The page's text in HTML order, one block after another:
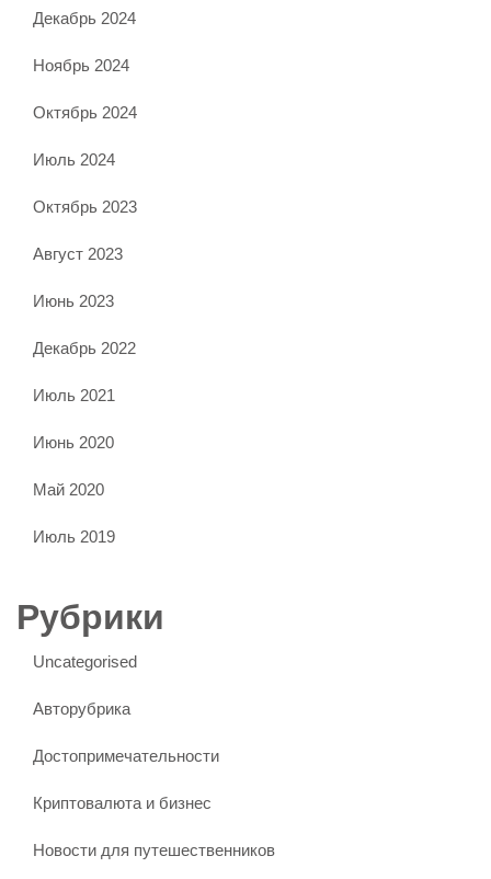
Декабрь 2024
Ноябрь 2024
Октябрь 2024
Июль 2024
Октябрь 2023
Август 2023
Июнь 2023
Декабрь 2022
Июль 2021
Июнь 2020
Май 2020
Июль 2019
Рубрики
Uncategorised
Авторубрика
Достопримечательности
Криптовалюта и бизнес
Новости для путешественников